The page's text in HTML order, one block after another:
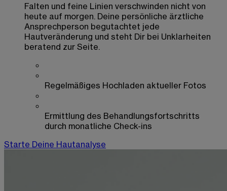
Falten und feine Linien verschwinden nicht von
heute auf morgen. Deine persönliche ärztliche
Ansprechperson begutachtet jede
Hautveränderung und steht Dir bei Unklarheiten
beratend zur Seite.
Regelmäßiges Hochladen aktueller Fotos
Ermittlung des Behandlungsfortschritts
durch monatliche Check-ins
Starte Deine Hautanalyse